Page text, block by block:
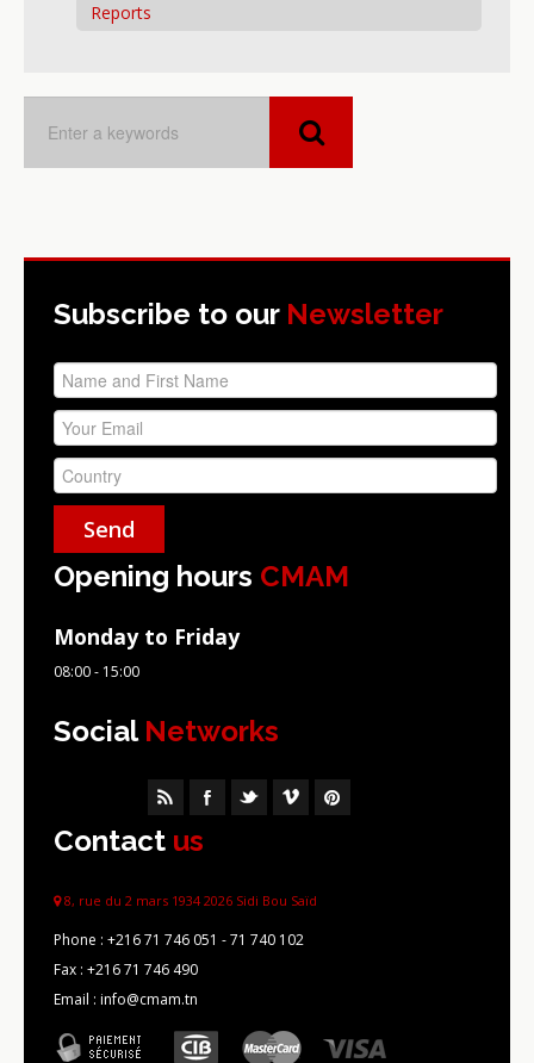
Reports
Subscribe to our Newsletter
Opening hours CMAM
Monday to Friday
08:00 - 15:00
Social Networks
Contact us
8, rue du 2 mars 1934 2026 Sidi Bou Saïd
Phone : +216 71 746 051 - 71 740 102
Fax : +216 71 746 490
Email : info@cmam.tn